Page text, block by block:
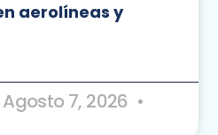
aerolíneas y
Agosto 7, 2026